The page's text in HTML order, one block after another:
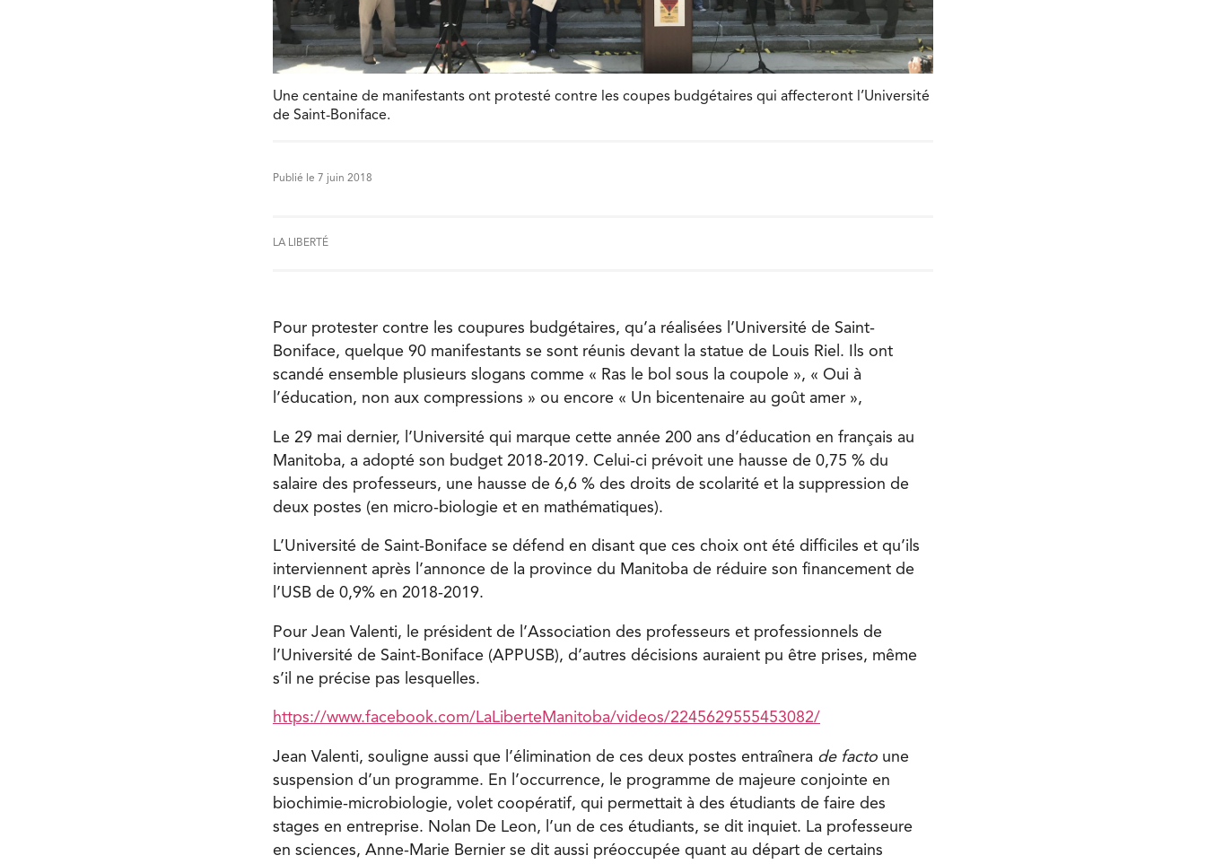
Une centaine de manifestants ont protesté contre les coupes budgétaires qui affecteront l’Université
de Saint-Boniface.
Publié le 7 juin 2018
LA LIBERTÉ
Pour protester contre les coupures budgétaires, qu’a réalisées l’Université de Saint-
Boniface, quelque 90 manifestants se sont réunis devant la statue de Louis Riel. Ils ont
scandé ensemble plusieurs slogans comme « Ras le bol sous la coupole », « Oui à
l’éducation, non aux compressions » ou encore « Un bicentenaire au goût amer »,
Le 29 mai dernier, l’Université qui marque cette année 200 ans d’éducation en français au
Manitoba, a adopté son budget 2018-2019. Celui-ci prévoit une hausse de 0,75 % du
salaire des professeurs, une hausse de 6,6 % des droits de scolarité et la suppression de
deux postes (en micro-biologie et en mathématiques).
L’Université de Saint-Boniface se défend en disant que ces choix ont été difficiles et qu’ils
interviennent après l’annonce de la province du Manitoba de réduire son financement de
l’USB de 0,9% en 2018-2019.
Pour Jean Valenti, le président de l’Association des professeurs et professionnels de
l’Université de Saint-Boniface (APPUSB), d’autres décisions auraient pu être prises, même
s’il ne précise pas lesquelles.
https://www.facebook.com/LaLiberteManitoba/videos/2245629555453082/
Jean Valenti, souligne aussi que l’élimination de ces deux postes entraînera de facto une
suspension d’un programme. En l’occurrence, le programme de majeure conjointe en
biochimie-microbiologie, volet coopératif, qui permettait à des étudiants de faire des
stages en entreprise. Nolan De Leon, l’un de ces étudiants, se dit inquiet. La professeure
en sciences, Anne-Marie Bernier se dit aussi préoccupée quant au départ de certains